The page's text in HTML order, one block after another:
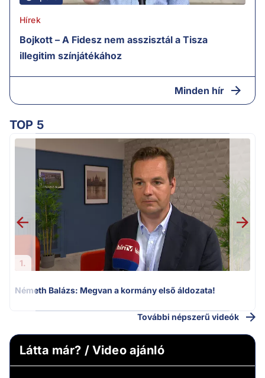
Hírek
Bojkott – A Fidesz nem asszisztál a Tisza
illegitim színjátékához
Minden hír
TOP 5
1.
Németh Balázs: Megvan a kormány első áldozata!
További népszerű videók
Látta már? / Video ajánló